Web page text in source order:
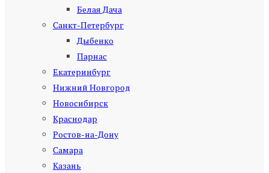
Белая Дача
Санкт-Петербург
Дыбенко
Парнас
Екатеринбург
Нижний Новгород
Новосибирск
Краснодар
Ростов-на-Дону
Самара
Казань